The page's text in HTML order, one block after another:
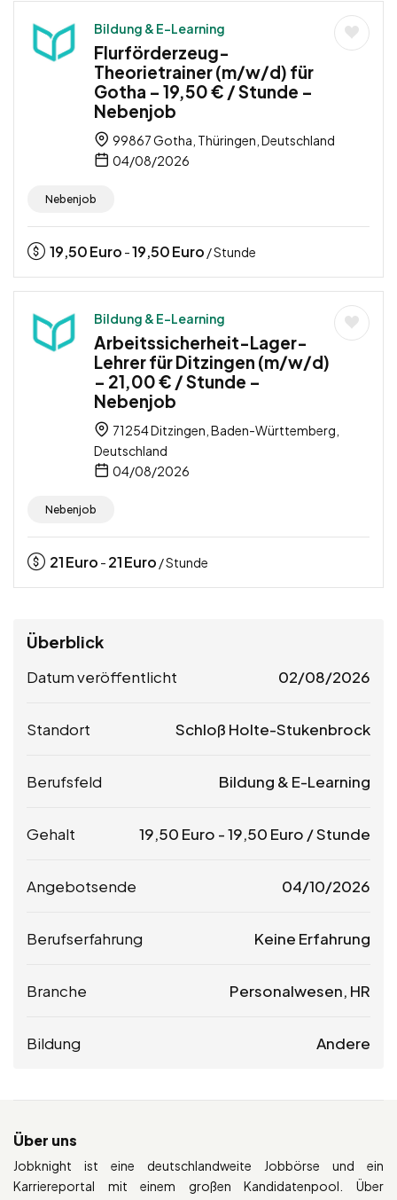
Bildung & E-Learning
Flurförderzeug-
Theorietrainer (m/w/d) für
Gotha – 19,50 € / Stunde –
Nebenjob
99867 Gotha, Thüringen, Deutschland
04/08/2026
Nebenjob
19,50Euro -19,50Euro / Stunde
Bildung & E-Learning
Arbeitssicherheit-Lager-
Lehrer für Ditzingen (m/w/d)
– 21,00 € / Stunde –
Nebenjob
71254 Ditzingen, Baden-Württemberg,
Deutschland
04/08/2026
Nebenjob
21Euro - 21Euro / Stunde
Überblick
Datum veröffentlicht 02/08/2026
Standort Schloß Holte-Stukenbrock
Berufsfeld Bildung & E-Learning
Gehalt 19,50 Euro -19,50 Euro / Stunde
Angebotsende 04/10/2026
Berufserfahrung Keine Erfahrung
Branche Personalwesen, HR
Bildung Andere
Über uns
Jobknight ist eine deutschlandweite Jobbörse und ein
Karriereportal mit einem großen Kandidatenpool. Über